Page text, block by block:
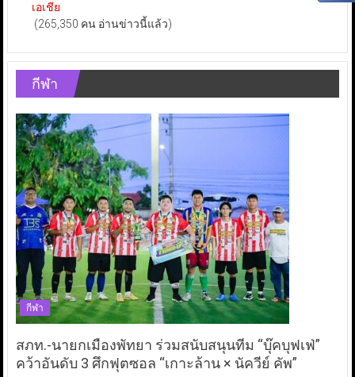
เอเชีย
(265,350 คน อ่านข่าวนี้แล้ว)
กีฬา
กีฬา
สภท.-นายกเมืองพัทยา ร่วมสนับสนุนทีม “บุ๊คบุฟเฟ่”
คว้าอันดับ 3 ศึกฟุตซอล “เกาะล้าน × นัควีย์ คัพ”